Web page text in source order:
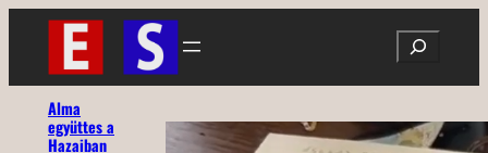
Ugrás
tartalomhoz
Search
Alma
együttes a
Hazaiban